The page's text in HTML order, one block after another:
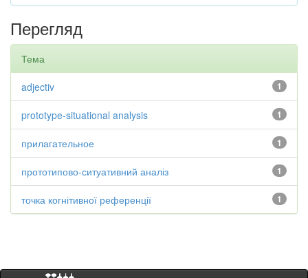
Перегляд
Тема
1
adjectiv
1
prototype-situational analysis
1
прилагательное
1
прототипово-ситуативний аналіз
1
точка когнітивної референції